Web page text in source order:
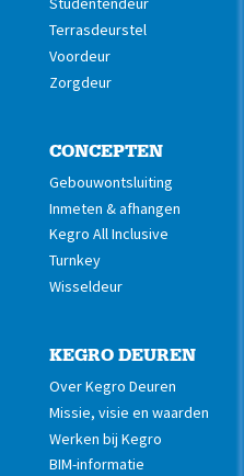
Terrasdeurstel
Voordeur
Zorgdeur
CONCEPTEN
Gebouwontsluiting
Inmeten & afhangen
Kegro All Inclusive
Turnkey
Wisseldeur
KEGRO DEUREN
Over Kegro Deuren
Missie, visie en waarden
Werken bij Kegro
BIM-informatie